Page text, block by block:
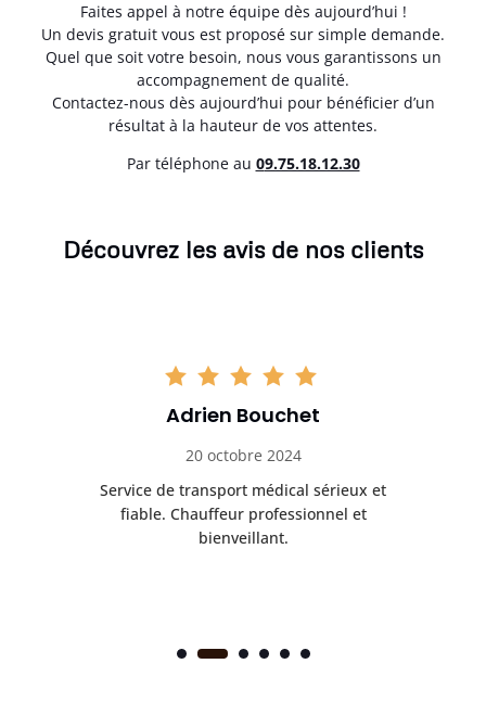
Faites appel à notre équipe dès aujourd’hui !
Un devis gratuit vous est proposé sur simple demande.
Quel que soit votre besoin, nous vous garantissons un
accompagnement de qualité.
Contactez-nous dès aujourd’hui pour bénéficier d’un
résultat à la hauteur de vos attentes.
Par téléphone au 09.75.18.12.30
Découvrez les avis de nos clients
Adrien Bouchet
20 octobre 2024
Service de transport médical sérieux et
fiable. Chauffeur professionnel et
bienveillant.